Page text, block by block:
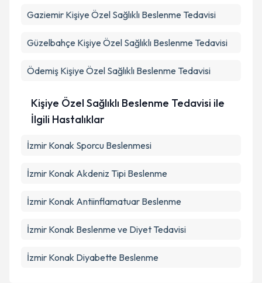
Gaziemir Kişiye Özel Sağlıklı Beslenme Tedavisi
Güzelbahçe Kişiye Özel Sağlıklı Beslenme Tedavisi
Ödemiş Kişiye Özel Sağlıklı Beslenme Tedavisi
Kişiye Özel Sağlıklı Beslenme Tedavisi ile
İlgili Hastalıklar
İzmir Konak Sporcu Beslenmesi
İzmir Konak Akdeniz Tipi Beslenme
İzmir Konak Antiinflamatuar Beslenme
İzmir Konak Beslenme ve Diyet Tedavisi
İzmir Konak Diyabette Beslenme